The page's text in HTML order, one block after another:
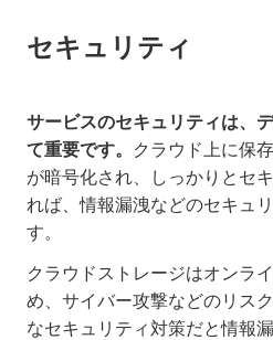
セキュリティ
サービスのセキュリティは、
て重要です。
クラウド上に保
が暗号化され、しっかりとセ
れば、情報漏洩などのセキュ
す。
クラウドストレージはオンラ
め、サイバー攻撃などのリス
なセキュリティ対策だと情報